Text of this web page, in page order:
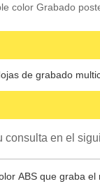
color Grabado
de grabado
consulta en el